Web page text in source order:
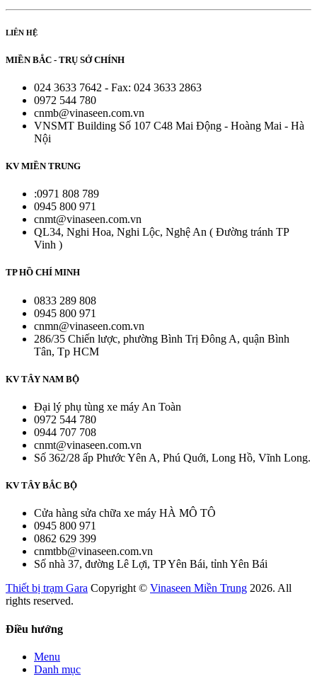
LIÊN HỆ
MIỀN BẮC - TRỤ SỞ CHÍNH
024 3633 7642 - Fax: 024 3633 2863
0972 544 780
cnmb@vinaseen.com.vn
VNSMT Building Số 107 C48 Mai Động - Hoàng Mai - Hà
Nội
KV MIỀN TRUNG
:0971 808 789
0945 800 971
cnmt@vinaseen.com.vn
QL34, Nghi Hoa, Nghi Lộc, Nghệ An ( Đường tránh TP
Vinh )
TP HỒ CHÍ MINH
0833 289 808
0945 800 971
cnmn@vinaseen.com.vn
286/35 Chiến lược, phường Bình Trị Đông A, quận Bình
Tân, Tp HCM
KV TÂY NAM BỘ
Đại lý phụ tùng xe máy An Toàn
0972 544 780
0944 707 708
cnmt@vinaseen.com.vn
Số 362/28 ấp Phước Yên A, Phú Quới, Long Hồ, Vĩnh Long.
KV TÂY BẮC BỘ
Cửa hàng sửa chữa xe máy HÀ MÔ TÔ
0945 800 971
0862 629 399
cnmtbb@vinaseen.com.vn
Số nhà 37, đường Lê Lợi, TP Yên Bái, tỉnh Yên Bái
Thiết bị trạm Gara Copyright © Vinaseen Miền Trung 2026. All
rights reserved.
Điều hướng
Menu
Danh mục